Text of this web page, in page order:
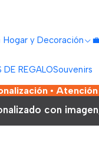
Hogar y Decoración
DE REGALOSouvenirs
•
con